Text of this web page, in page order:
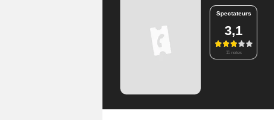
Spectateurs
3,1
11 notes